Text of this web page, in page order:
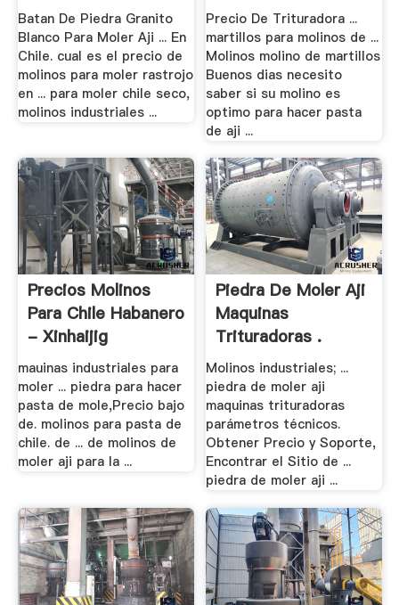
Batan De Piedra Granito
Blanco Para Moler Aji ... En
Chile. cual es el precio de
molinos para moler rastrojo
en ... para moler chile seco,
molinos industriales ...
Precio De Trituradora ...
martillos para molinos de ...
Molinos molino de martillos
Buenos dias necesito
saber si su molino es
optimo para hacer pasta
de aji ...
Precios Molinos
Para Chile Habanero
- Xinhaijig
mauinas industriales para
moler ... piedra para hacer
pasta de mole,Precio bajo
de. molinos para pasta de
chile. de ... de molinos de
moler aji para la ...
Piedra De Moler Aji
Maquinas
Trituradoras .
Molinos industriales; ...
piedra de moler aji
maquinas trituradoras
parámetros técnicos.
Obtener Precio y Soporte,
Encontrar el Sitio de ...
piedra de moler aji ...